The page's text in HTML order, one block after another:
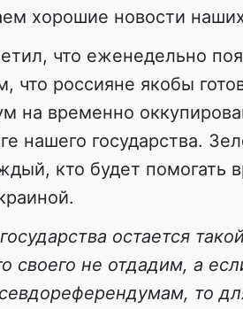
хорошие новости
что еженедельно
что россияне якобы
на временно
нашего государства.
кто будет помогать
остается
своего не отдадим, а
то